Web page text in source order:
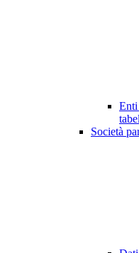
Società